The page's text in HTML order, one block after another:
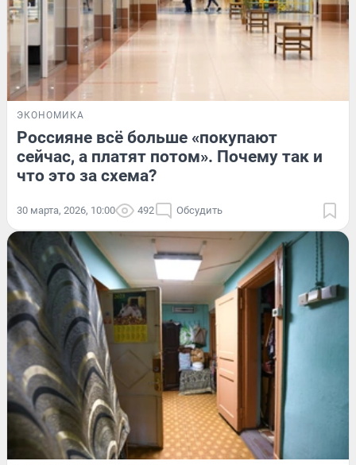
ЭКОНОМИКА
Россияне всё больше «покупают
сейчас, а платят потом». Почему так и
что это за схема?
30 марта, 2026, 10:00 492 Обсудить